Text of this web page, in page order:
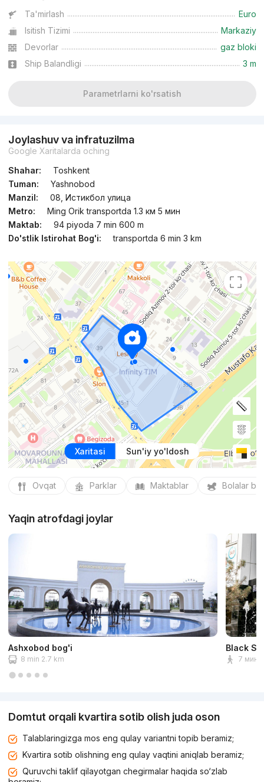
Ta'mirlash
Euro
Isitish Tizimi
Markaziy
Devorlar
gaz bloki
Ship Balandligi
3 m
Parametrlarni ko'rsatish
Joylashuv va infratuzilma
Google Xaritalarda oching
Shahar:
Toshkent
Tuman:
Yashnobod
Manzil:
08, Истикбол улица
Metro:
Ming Orik transportda 1.3 км 5 мин
Maktab:
94 piyoda 7 min 600 m
Do'stlik Istirohat Bog'i:
transportda 6 min 3 km
Xaritasi Sun'iy yo'ldosh
Ovqat Parklar Maktablar Bolalar
Yaqin atrofdagi joylar
Ashxobod bog'i
8 min 2.7 km
Black
7 мин
Domtut orqali kvartira sotib olish juda oson
Talablaringizga mos eng qulay variantni topib beramiz;
Kvartira sotib olishning eng qulay vaqtini aniqlab beramiz;
Quruvchi taklif qilayotgan chegirmalar haqida so‘zlab